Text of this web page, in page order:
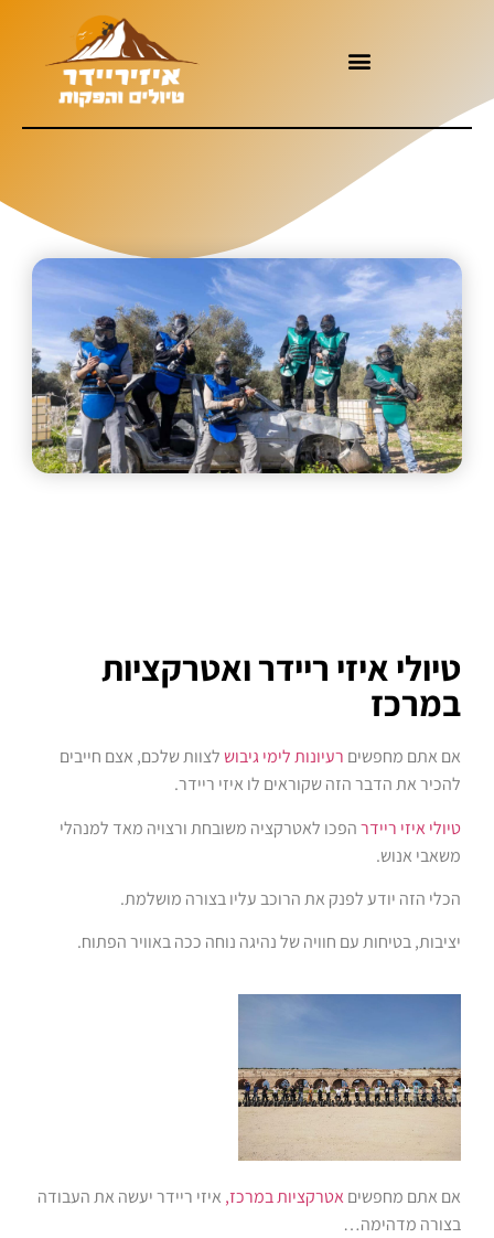
טיולי איזי ריידר ואטרקציות
במרכז
אם אתם מחפשים רעיונות לימי גיבושלצוות שלכם, אצם חייבים
להכיר את הדבר הזה שקוראים לו איזי ריידר.
טיולי איזי ריידרהפכו לאטרקציה משובחת ורצויה מאד למנהלי
משאבי אנוש.
הכלי הזה יודע לפנק את הרוכב עליו בצורה מושלמת.
יציבות, בטיחות עם חוויה של נהיגה נוחה ככה באוויר הפתוח.
אם אתם מחפשיםאטרקציות במרכז, איזי ריידר יעשה את העבודה
בצורה מדהימה…